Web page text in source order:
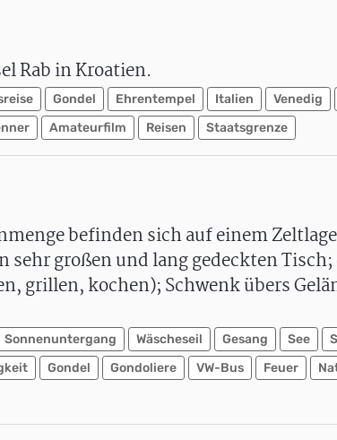
Rab in Kroatien.
Gondel Ehrentempel Italien
Venedig
Amateurfilm Reisen Staatsgrenze
befinden sich auf einem
großen und lang gedeckten Tisch;
grillen, kochen); Schwenk übers
Sonnenuntergang Wäscheseil Gesang See
Gondel Gondoliere VW-Bus Feuer